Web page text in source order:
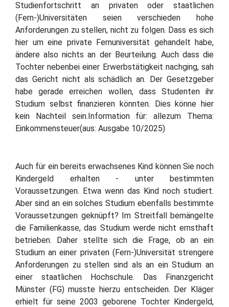
Studienfortschritt an privaten oder staatlichen
(Fern-)Universitäten seien verschieden hohe
Anforderungen zu stellen, nicht zu folgen. Dass es sich
hier um eine private Fernuniversität gehandelt habe,
ändere also nichts an der Beurteilung. Auch dass die
Tochter nebenbei einer Erwerbstätigkeit nachging, sah
das Gericht nicht als schädlich an. Der Gesetzgeber
habe gerade erreichen wollen, dass Studenten ihr
Studium selbst finanzieren könnten. Dies könne hier
kein Nachteil sein.Information für: allezum Thema:
Einkommensteuer(aus: Ausgabe 10/2025)
Auch für ein bereits erwachsenes Kind können Sie noch
Kindergeld erhalten - unter bestimmten
Voraussetzungen. Etwa wenn das Kind noch studiert.
Aber sind an ein solches Studium ebenfalls bestimmte
Voraussetzungen geknüpft? Im Streitfall bemängelte
die Familienkasse, das Studium werde nicht ernsthaft
betrieben. Daher stellte sich die Frage, ob an ein
Studium an einer privaten (Fern-)Universität strengere
Anforderungen zu stellen sind als an ein Studium an
einer staatlichen Hochschule. Das Finanzgericht
Münster (FG) musste hierzu entscheiden. Der Kläger
erhielt für seine 2003 geborene Tochter Kindergeld,